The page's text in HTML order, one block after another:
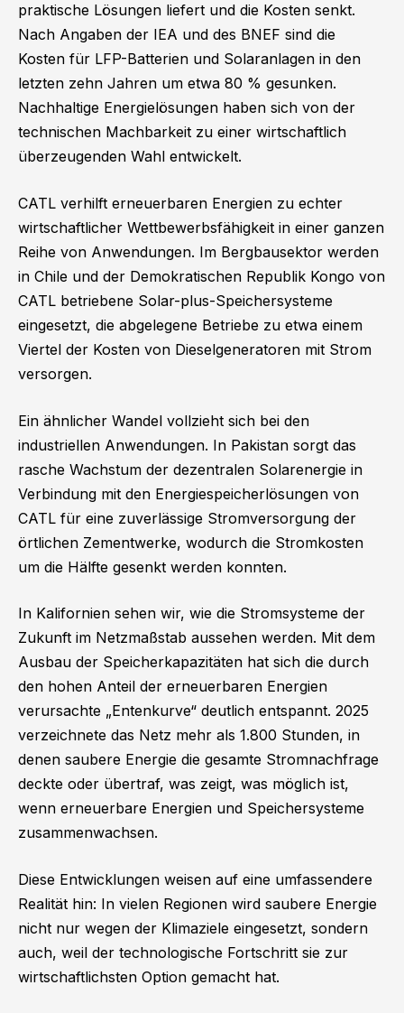
praktische Lösungen liefert und die Kosten senkt.
Nach Angaben der IEA und des BNEF sind die
Kosten für LFP-Batterien und Solaranlagen in den
letzten zehn Jahren um etwa 80 % gesunken.
Nachhaltige Energielösungen haben sich von der
technischen Machbarkeit zu einer wirtschaftlich
überzeugenden Wahl entwickelt.
CATL verhilft erneuerbaren Energien zu echter
wirtschaftlicher Wettbewerbsfähigkeit in einer ganzen
Reihe von Anwendungen. Im Bergbausektor werden
in Chile und der Demokratischen Republik Kongo von
CATL betriebene Solar-plus-Speichersysteme
eingesetzt, die abgelegene Betriebe zu etwa einem
Viertel der Kosten von Dieselgeneratoren mit Strom
versorgen.
Ein ähnlicher Wandel vollzieht sich bei den
industriellen Anwendungen. In Pakistan sorgt das
rasche Wachstum der dezentralen Solarenergie in
Verbindung mit den Energiespeicherlösungen von
CATL für eine zuverlässige Stromversorgung der
örtlichen Zementwerke, wodurch die Stromkosten
um die Hälfte gesenkt werden konnten.
In Kalifornien sehen wir, wie die Stromsysteme der
Zukunft im Netzmaßstab aussehen werden. Mit dem
Ausbau der Speicherkapazitäten hat sich die durch
den hohen Anteil der erneuerbaren Energien
verursachte „Entenkurve“ deutlich entspannt. 2025
verzeichnete das Netz mehr als 1.800 Stunden, in
denen saubere Energie die gesamte Stromnachfrage
deckte oder übertraf, was zeigt, was möglich ist,
wenn erneuerbare Energien und Speichersysteme
zusammenwachsen.
Diese Entwicklungen weisen auf eine umfassendere
Realität hin: In vielen Regionen wird saubere Energie
nicht nur wegen der Klimaziele eingesetzt, sondern
auch, weil der technologische Fortschritt sie zur
wirtschaftlichsten Option gemacht hat.